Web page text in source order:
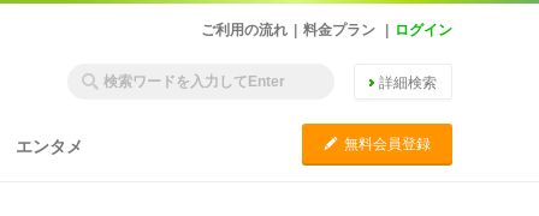
ご利用の流れ 料金プラン ログイン
詳細検索
エンタメ C 無料会員登録